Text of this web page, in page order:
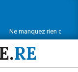
rien de l’actu
RE